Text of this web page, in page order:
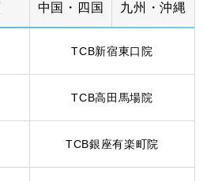
中国・四国 九州・沖縄
TCB新宿東口院
TCB高田馬場院
TCB銀座有楽町院